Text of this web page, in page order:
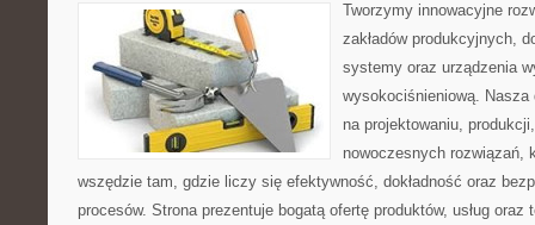
Tworzymy innowacyjne
zakładów produkcyjnych,
systemy oraz urządzenia
wysokociśnieniową. Nasza
na projektowaniu,
nowoczesnych rozwiązań,
wszędzie tam, gdzie liczy się efektywność, dokładność oraz
procesów. Strona prezentuje bogatą ofertę produktów, usług oraz